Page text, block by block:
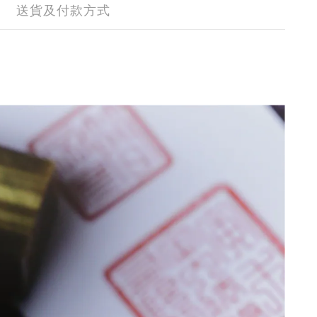
送貨及付款方式